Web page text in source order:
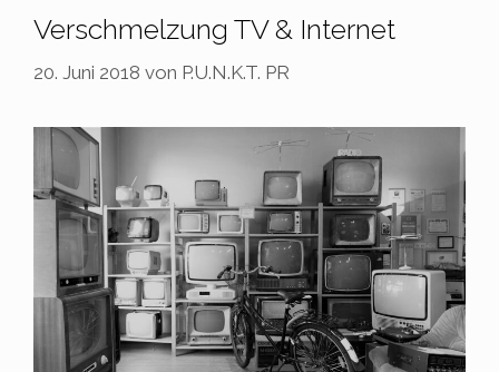
Verschmelzung TV & Internet
20. Juni 2018 von P.U.N.K.T. PR